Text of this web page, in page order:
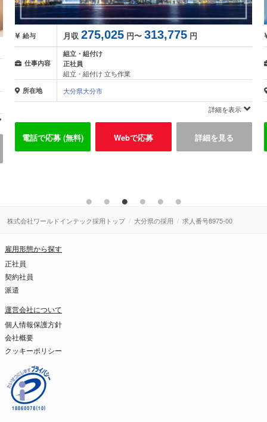
給与 月収 275,025 円〜 313,775 円
仕事内容
組立・組付け
正社員
組立・組付け 立ち作業
所在地
大分県大分市
詳細を表示
電話で応募 (無料) Webで応募 詳細を見る
株式会社ワールドインテック採用トップ 大分県の採用 求人番号8975-00
雇用形態から探す
正社員
契約社員
派遣
運営会社について
個人情報保護方針
会社概要
クッキーポリシー